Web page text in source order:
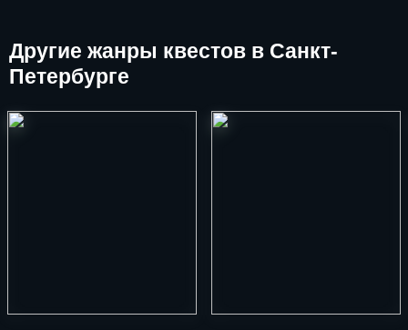
Другие жанры квестов в Санкт-
Петербурге